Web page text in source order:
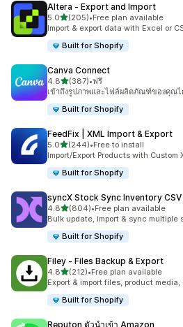
Altera ‑ Export and Import
5.0เต็ม 5 ดาว
(205)
ทั้งหมด 205 รีวิว
•Free plan available
Import & export data with Excel or
Built for Shopify
Canva Connect
4.8เต็ม 5 ดาว
(387)
ทั้งหมด 387 รีวิว
•ฟรี
เข้าถึงรูปภาพและไฟล์ผลิตภัณฑ์ของคุณไ
Built for Shopify
FeedFix | XML Import & Export
5.0เต็ม 5 ดาว
(244)
ทั้งหมด 244 รีวิว
•Free to install
Import/Export Products with
Built for Shopify
syncX Stock Sync Inventory CSV
4.8เต็ม 5 ดาว
(804)
ทั้งหมด 804 รีวิว
•Free plan available
Bulk update, import & sync
Built for Shopify
Filey ‑ Files Backup & Export
4.8เต็ม 5 ดาว
(212)
ทั้งหมด 212 รีวิว
•Free plan available
Export & import files, product
Built for Shopify
Reputon ตัวนำเข้า Amazon